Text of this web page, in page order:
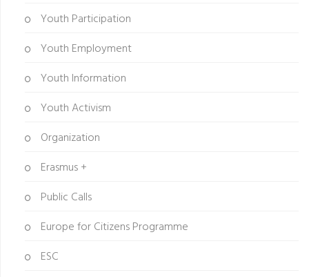
Youth Participation
Youth Employment
Youth Information
Youth Activism
Organization
Erasmus +
Public Calls
Europe for Citizens Programme
ESC